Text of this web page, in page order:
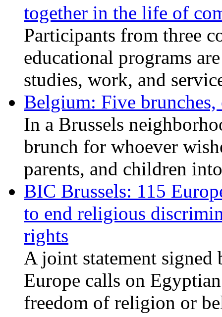
together in the life of
Participants from three
educational programs
studies, work, and
Belgium: Five
In a Brussels
brunch for whoever
parents, and children
BIC Brussels: 115
to end religious
rights
A joint statement signed
Europe calls on
freedom of religion or